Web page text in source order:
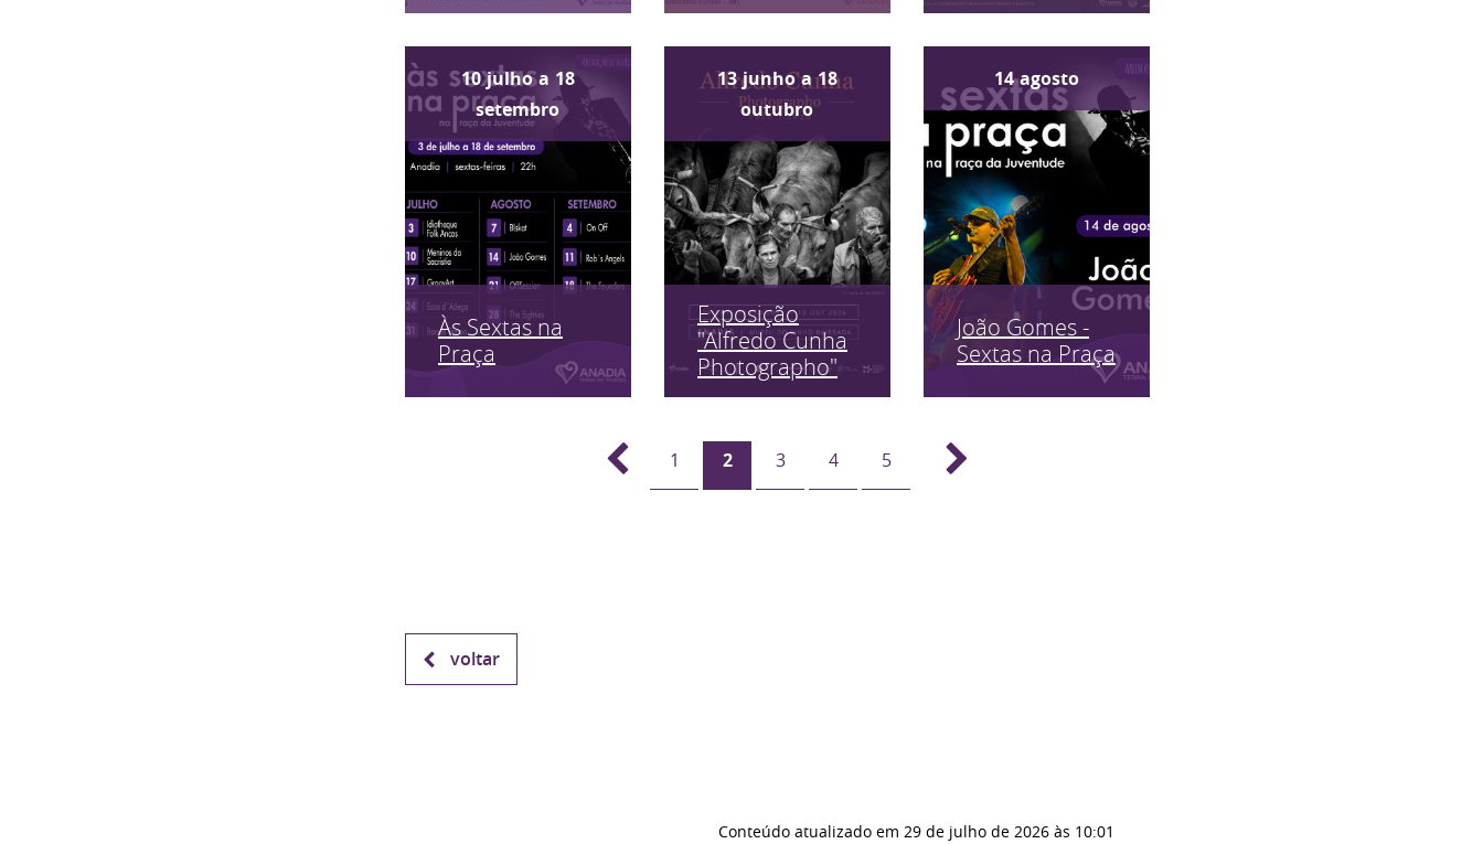
10 julho a 18
setembro
Às Sextas na
Praça
13 junho a 18
outubro
Exposição
"Alfredo Cunha
Photographo"
14 agosto
João Gomes -
Sextas na Praça
1 2 3 4 5
voltar
Conteúdo atualizado em 29 de julho de 2026 às 10:01